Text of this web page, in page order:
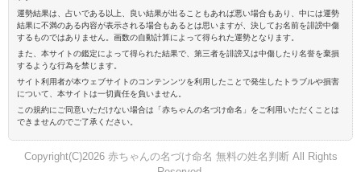
運勢結果は、占いである以上、良い結果が出ることもあれば悪い場合もあり、中には運勢
結果に不満のある内容が表示される場合もあるとは思いますが、決してお名前を誹謗中傷
するものではありません。画数の自動計算によって得られた運勢となります。
また、本サイトの鑑定によって得られた結果で、第三者を誹謗又は中傷したり名誉を棄損
するような行為を禁じます。
サイト利用者が本ウェブサイトのコンテンンツを利用したことで発生したトラブルや損害
について、本サイトは一切責任を負いません。
この規約にご同意いただけない場合は「赤ちゃんの名づけ命名」をご利用いただくことは
できませんのでご了承ください。
Copyright(C)2026 赤ちゃんの名づけ命名 無料の姓名判断 All Rights